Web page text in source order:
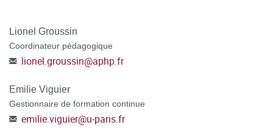
institutionnels / CGV hors VAE
Lionel Groussin
Coordinateur pédagogique
lionel.groussin@aphp.fr
Emilie Viguier
Gestionnaire de formation continue
emilie.viguier@u-paris.fr